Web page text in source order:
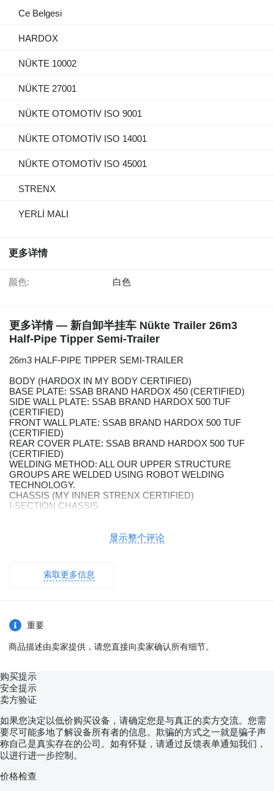
Ce Belgesi
HARDOX
NÜKTE 10002
NÜKTE 27001
NÜKTE OTOMOTİV ISO 9001
NÜKTE OTOMOTİV ISO 14001
NÜKTE OTOMOTİV ISO 45001
STRENX
YERLİ MALI
更多详情
颜色: 白色
更多详情 — 新自卸半挂车 Nükte Trailer 26m3
Half-Pipe Tipper Semi-Trailer
26m3 HALF-PIPE TIPPER SEMI-TRAILER
BODY (HARDOX IN MY BODY CERTIFIED)
BASE PLATE: SSAB BRAND HARDOX 450 (CERTIFIED)
SIDE WALL PLATE: SSAB BRAND HARDOX 500 TUF
(CERTIFIED)
FRONT WALL PLATE: SSAB BRAND HARDOX 500 TUF
(CERTIFIED)
REAR COVER PLATE: SSAB BRAND HARDOX 500 TUF
(CERTIFIED)
WELDING METHOD: ALL OUR UPPER STRUCTURE
GROUPS ARE WELDED USING ROBOT WELDING
TECHNOLOGY.
CHASSIS (MY INNER STRENX CERTIFIED)
I-SECTION CHASSIS
WELDING METHOD: WELDED USING SUBMERGED ARC
BRAND PISTON IS USED.
OIL TANK: A HIDROMAS BRAND OIL TANK WITH FILTERED
LANDING GEARS: OMS BRAND
TYRES: 6+1 PIECES GOODYEAR K MAX - LASSA -
BRIDGESTONE TO BE USED ACCORDING TO STOCK
AVAILABILITY.
Tire Equipment: Tire Pressure Monitoring System (TPMS)
Rim Specifications: Steel Rim
Axles: 3x12 TON Capacity Drum Brake (TRAX ÖZKOÇ)
LEAF SPRING: Z DOUBLE-LAYER 100-POUND
SUSPENSION: AIR SUSPENSION
AXLE LIFT: AUTOMATIC LIFTING 1ST AXLE
BRAKE SYSTEM: 2S-2M WABCO
BRAKE CHAMBERS: HALDEX - SAF BRAND AUTOMATIC
BRAKE CHAMBERS
COMPLIANT ELECTRICAL SYSTEM
显示整个评论
索取更多信息
重要
商品描述由卖家提供，请您直接向卖家确认所有细节。
购买提示
安全提示
卖方验证
如果您决定以低价购买设备，请确定您是与真正的卖方交流。您需
要尽可能多地了解设备所有者的信息。欺骗的方式之一就是骗子声
称自己是真实存在的公司。如有怀疑，请通过反馈表单通知我们，
以进行进一步控制。
价格检查